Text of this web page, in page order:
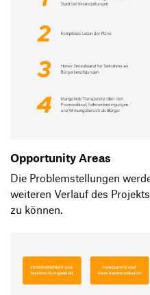
Opportunity Areas
Die Problemstellungen
weiteren Verlauf des
zu können.